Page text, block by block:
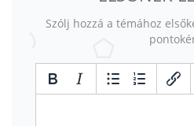
Szólj hozzá a témához